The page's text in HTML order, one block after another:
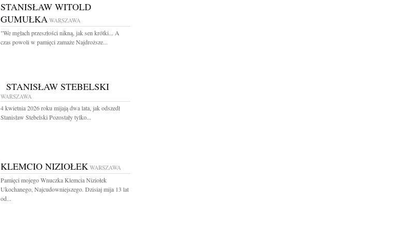
STANISŁAW WITOLD
GUMUŁKA WARSZAWA
"We mgłach przeszłości nikną, jak sen krótki... A
czas powoli w pamięci zamaże Najdroższe...
STANISŁAW STEBELSKI
WARSZAWA
4 kwietnia 2026 roku mijają dwa lata, jak odszedł
Stanisław Stebelski Pozostały tylko...
KLEMCIO NIZIOŁEK WARSZAWA
Pamięci mojego Wnuczka Klemcia Niziołek
Ukochanego, Najcudowniejszego. Dzisiaj mija 13 lat
od...